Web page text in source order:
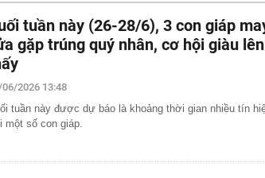
rộng mỏ đất hiếm lớn nhất thế giới thêm 50%, nhưng
chưa bao giờ là số lượng
bất ổn
tố chủ hộ kinh doanh Nguyễn Văn Chung
số Power 6/55 - Kết quả xổ số Vietlott hôm nay
hay Mỹ, "quán quân" sử dụng điện từ năng lượng hạt
đợt nắng nóng gay gắt kéo dài nhiều ngày ở miền Bắc
tuần này (26-28/6), 3 con giáp
gặp trúng quý nhân, cơ hội giàu
2026 13:48
tuần này được dự báo là khoảng thời gian nhiều tín
một số con giáp.